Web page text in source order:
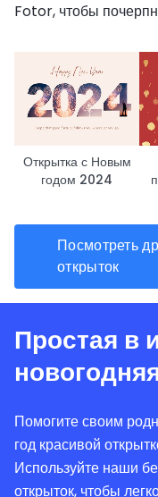
Fotor, чтобы
Открытка с Новым
годом 2024
Посмотреть
открыток
Простая в
Помогите своим
год красивой
Используйте наши
открыток, чтобы